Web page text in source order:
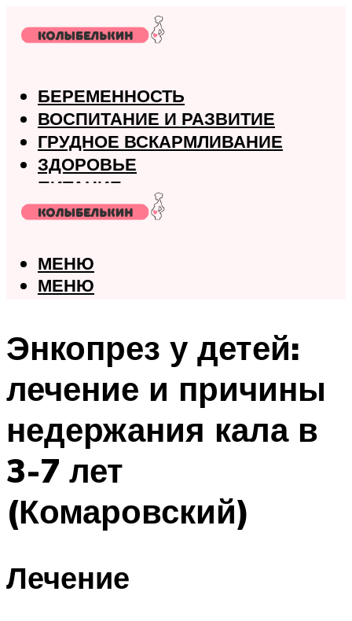
БЕРЕМЕННОСТЬ
ВОСПИТАНИЕ И РАЗВИТИЕ
ГРУДНОЕ ВСКАРМЛИВАНИЕ
ЗДОРОВЬЕ
ПИТАНИЕ
РОДЫ
МЕНЮ
МЕНЮ
Энкопрез у детей:
лечение и причины
недержания кала в
3-7 лет
(Комаровский)
Лечение